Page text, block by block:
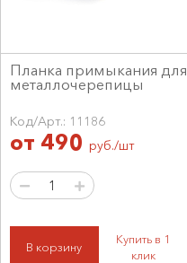
Планка примыкания для
металлочерепицы
Код/Арт.: 11186
от 490 руб./шт
В корзину
Купить в 1
клик